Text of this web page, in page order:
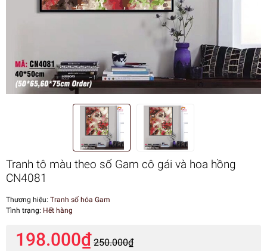
Tranh tô màu theo số Gam cô gái và hoa hồng
CN4081
Thương hiệu: Tranh số hóa Gam
Tình trạng: Hết hàng
198.000₫ 250.000₫